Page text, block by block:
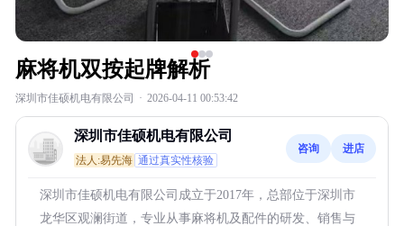
麻将机双按起牌解析
深圳市佳硕机电有限公司 · 2026-04-11 00:53:42
深圳市佳硕机电有限公司
法人:易先海 通过真实性核验
咨询 进店
深圳市佳硕机电有限公司成立于2017年，总部位于深圳市
龙华区观澜街道，专业从事麻将机及配件的研发、销售与